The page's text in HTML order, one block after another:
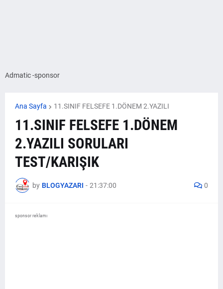
Admatic -sponsor
Ana Sayfa 11.SINIF FELSEFE 1.DÖNEM 2.YAZILI
11.SINIF FELSEFE 1.DÖNEM
2.YAZILI SORULARI
TEST/KARIŞIK
by BLOGYAZARI - 21:37:00 0
sponsor reklamı